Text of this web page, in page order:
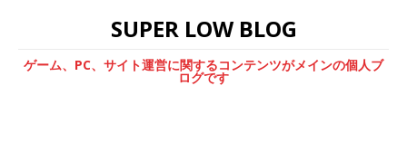
SUPER LOW BLOG
ゲーム、PC、サイト運営に関するコンテンツがメインの個人ブ
ログです